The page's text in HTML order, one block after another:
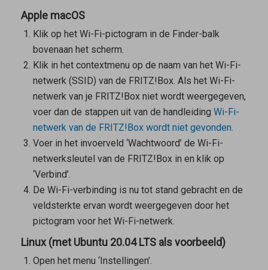
Apple macOS
Klik op het Wi-Fi-pictogram in de Finder-balk
bovenaan het scherm.
Klik in het contextmenu op de naam van het Wi-Fi-
netwerk (SSID) van de FRITZ!Box. Als het Wi-Fi-
netwerk van je FRITZ!Box niet wordt weergegeven,
voer dan de stappen uit van de handleiding Wi-Fi-
netwerk van de FRITZ!Box wordt niet gevonden.
Voer in het invoerveld ‘Wachtwoord’ de Wi-Fi-
netwerksleutel van de FRITZ!Box in en klik op
‘Verbind’.
De Wi-Fi-verbinding is nu tot stand gebracht en de
veldsterkte ervan wordt weergegeven door het
pictogram voor het Wi-Fi-netwerk.
Linux (met Ubuntu 20.04 LTS als voorbeeld)
Open het menu ‘Instellingen’.